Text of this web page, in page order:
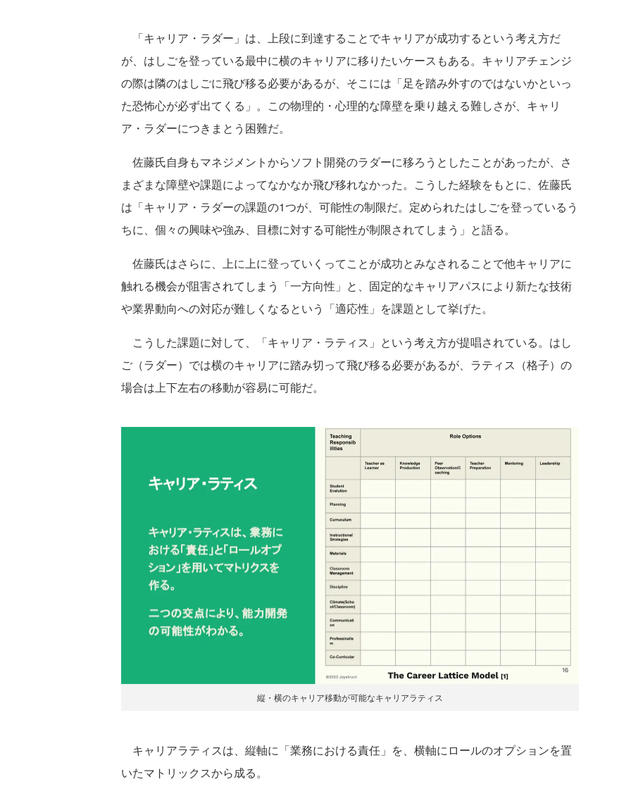
「キャリア・ラダー」は、上段に到達することでキャリアが成功するという考え方だ
が、はしごを登っている最中に横のキャリアに移りたいケースもある。キャリアチェンジ
の際は隣のはしごに飛び移る必要があるが、そこには「足を踏み外すのではないかといっ
た恐怖心が必ず出てくる」。この物理的・心理的な障壁を乗り越える難しさが、キャリ
ア・ラダーにつきまとう困難だ。
佐藤氏自身もマネジメントからソフト開発のラダーに移ろうとしたことがあったが、さ
まざまな障壁や課題によってなかなか飛び移れなかった。こうした経験をもとに、佐藤氏
は「キャリア・ラダーの課題の1つが、可能性の制限だ。定められたはしごを登っているう
ちに、個々の興味や強み、目標に対する可能性が制限されてしまう」と語る。
佐藤氏はさらに、上に上に登っていくってことが成功とみなされることで他キャリアに
触れる機会が阻害されてしまう「一方向性」と、固定的なキャリアパスにより新たな技術
や業界動向への対応が難しくなるという「適応性」を課題として挙げた。
こうした課題に対して、「キャリア・ラティス」という考え方が提唱されている。はし
ご（ラダー）では横のキャリアに踏み切って飛び移る必要があるが、ラティス（格子）の
場合は上下左右の移動が容易に可能だ。
縦・横のキャリア移動が可能なキャリアラティス
キャリアラティスは、縦軸に「業務における責任」を、横軸にロールのオプションを置
いたマトリックスから成る。